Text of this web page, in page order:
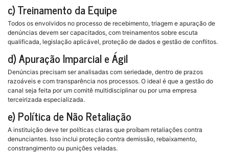
c) Treinamento da Equipe
Todos os envolvidos no processo de recebimento, triagem e apuração de
denúncias devem ser capacitados, com treinamentos sobre escuta
qualificada, legislação aplicável, proteção de dados e gestão de conflitos.
d) Apuração Imparcial e Ágil
Denúncias precisam ser analisadas com seriedade, dentro de prazos
razoáveis e com transparência nos processos. O ideal é que a gestão do
canal seja feita por um comitê multidisciplinar ou por uma empresa
terceirizada especializada.
e) Política de Não Retaliação
A instituição deve ter políticas claras que proíbam retaliações contra
denunciantes. Isso inclui proteção contra demissão, rebaixamento,
constrangimento ou punições veladas.